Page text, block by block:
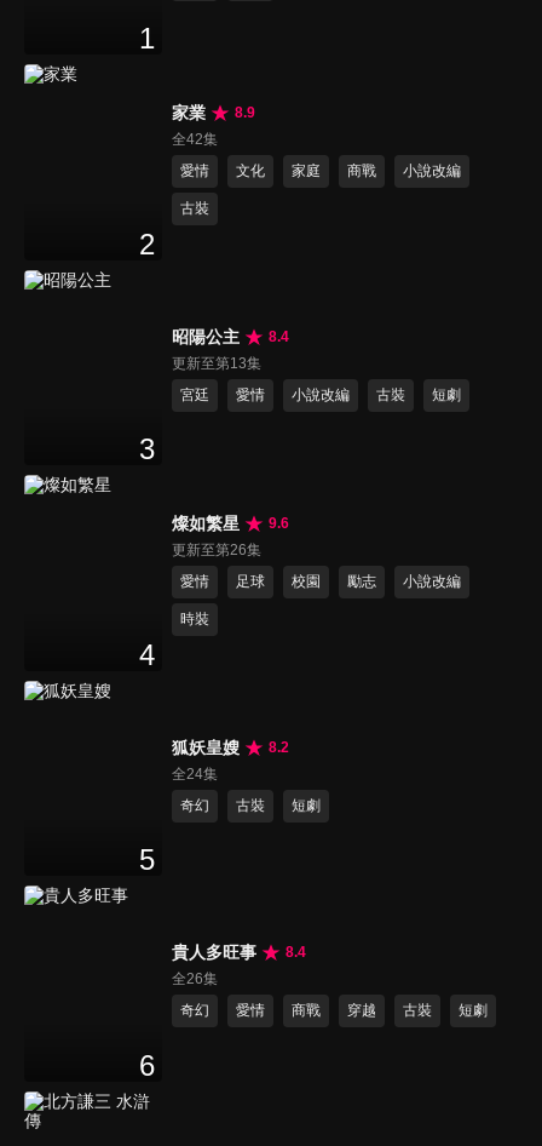
1
2
家業
8.9
全42集
愛情
文化 家庭 商戰 小說改編
古裝
3
昭陽公主
8.4
更新至第13集
宮廷
愛情 小說改編 古裝 短劇
4
燦如繁星
9.6
更新至第26集
愛情
足球 校園 勵志 小說改編
時裝
5
狐妖皇嫂
8.2
全24集
奇幻
古裝 短劇
6
貴人多旺事
8.4
全26集
奇幻
愛情 商戰 穿越 古裝 短劇